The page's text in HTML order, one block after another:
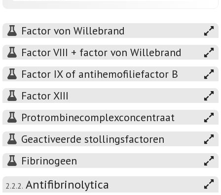
Factor von Willebrand
Factor VIII + factor von Willebrand
Factor IX of antihemofiliefactor B
Factor XIII
Protrombinecomplexconcentraat
Geactiveerde stollingsfactoren
Fibrinogeen
2.2.2. Antifibrinolytica